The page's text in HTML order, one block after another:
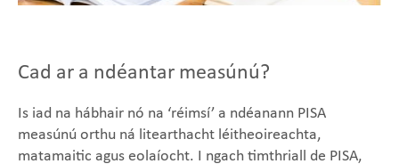
Cad ar a ndéantar measúnú?
Is iad na hábhair nó na ‘réimsí’ a ndéanann PISA
measúnú orthu ná litearthacht léitheoireachta,
matamaitic agus eolaíocht. I ngach timthriall de PISA,